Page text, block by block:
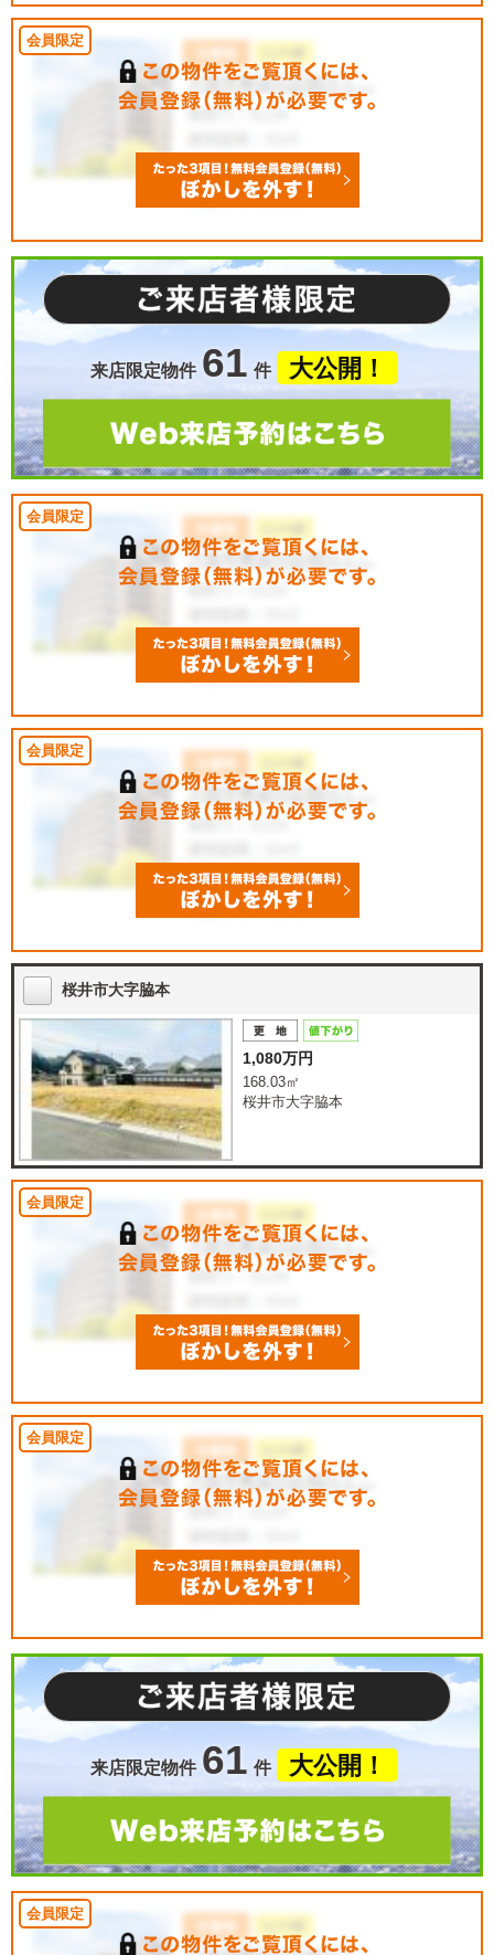
来店限定物件 61 件 大公開！
桜井市大字脇本
1,080万円
168.03㎡
桜井市大字脇本
来店限定物件 61 件 大公開！